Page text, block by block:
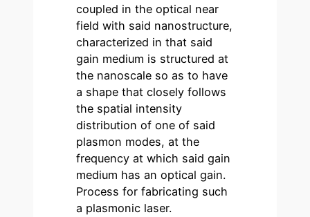
coupled in the optical near
field with said nanostructure,
characterized in that said
gain medium is structured at
the nanoscale so as to have
a shape that closely follows
the spatial intensity
distribution of one of said
plasmon modes, at the
frequency at which said gain
medium has an optical gain.
Process for fabricating such
a plasmonic laser.